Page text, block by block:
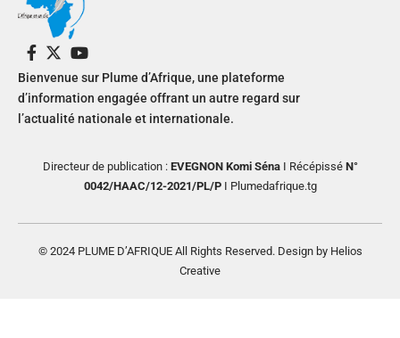
Bienvenue sur Plume d’Afrique, une plateforme
d’information engagée offrant un autre regard sur
l’actualité nationale et internationale.
Directeur de publication : EVEGNON Komi SénaI RécépisséN°
0042/HAAC/12-2021/PL/PI Plumedafrique.tg
© 2024 PLUME D’AFRIQUE All Rights Reserved. Design by Helios
Creative